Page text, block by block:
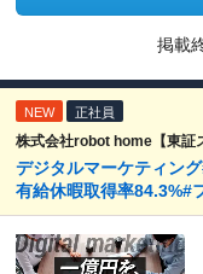
掲載
NEW 正社員
株式会社robot home【東証
デジタルマーケティン
有給休暇取得率84.3%#